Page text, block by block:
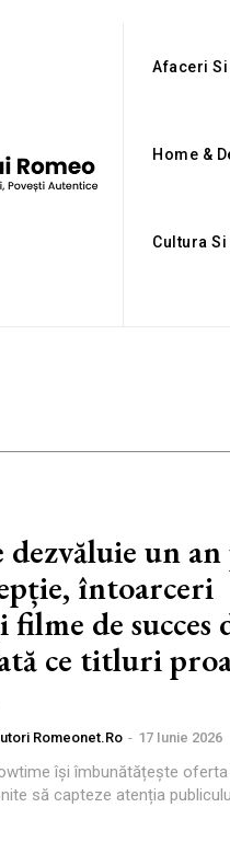
Afaceri
Home &
Cultura
dezvăluie un
întoarceri
filme de succes
ce titluri
Romeonet.ro - 17 Iunie 2026
își îmbunătățește
să capteze atenția